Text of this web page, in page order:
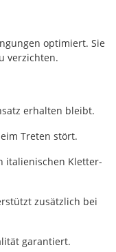
optimiert. Sie
verzichten.
erhalten bleibt.
Treten stört.
italienischen Kletter-
zusätzlich bei
garantiert.